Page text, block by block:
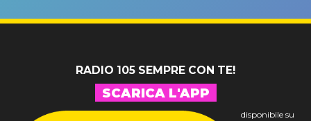
RADIO 105 SEMPRE CON TE!
SCARICA L'APP
disponibile su